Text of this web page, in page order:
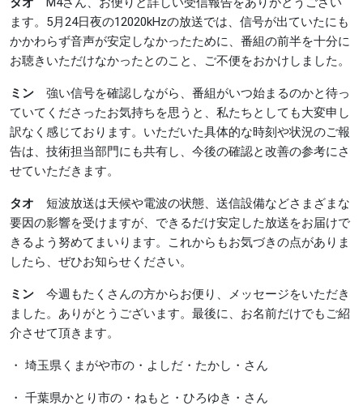
ます。5月24日夜の12020kHzの放送では、信号が出ていたにも
かかわらず音声が安定しなかったために、番組の前半を十分に
お聴きいただけなかったとのこと、ご不便をおかけしました。
ミン 強い信号を確認しながら、番組がいつ始まるのかと待っ
ていてくださったお気持ちを思うと、私たちとしても大変申し
訳なく感じております。いただいた具体的な時刻や状況のご報
告は、技術担当部門にも共有し、今後の確認と改善の参考にさ
せていただきます。
タオ 短波放送は天候や電波の状態、送信設備などさまざまな
要因の影響を受けますが、できるだけ安定した放送をお届けで
きるよう努めてまいります。これからもお気づきの点がありま
したら、ぜひお知らせください。
ミン 今週もたくさんの方からお便り、メッセージをいただき
ました。ありがとうございます。最後に、お名前だけでもご紹
介させて頂きます。
・ 埼玉県くまがや市の・よしだ・たかし・さん
・ 千葉県かとり市の・ねもと・ひろゆき・さん